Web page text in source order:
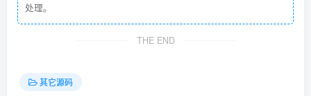
处理。
THE END
其它源码